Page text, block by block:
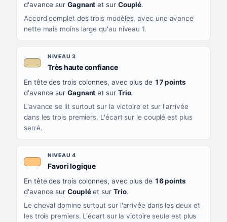
d'avance sur Gagnant et sur Couplé.
Accord complet des trois modèles, avec une avance
nette mais moins large qu'au niveau 1.
NIVEAU 3
Très haute confiance, couleur beige
En tête des trois colonnes, avec plus de 17 points
d'avance sur Gagnant et sur Trio.
L'avance se lit surtout sur la victoire et sur l'arrivée
dans les trois premiers. L'écart sur le couplé est plus
serré.
NIVEAU 4
Favori logique, couleur orange clair
En tête des trois colonnes, avec plus de 16 points
d'avance sur Coupléet sur Trio.
Le cheval domine surtout sur l'arrivée dans les deux et
les trois premiers. L'écart sur la victoire seule est plus